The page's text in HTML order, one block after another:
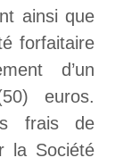
ainsi que
forfaitaire
d’un
euros.
frais de
la Société